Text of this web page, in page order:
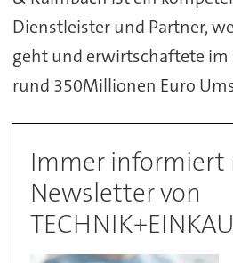
Dienstleister und Partner,
geht und erwirtschaftete im
rund 350Millionen Euro
Immer informiert
Newsletter von